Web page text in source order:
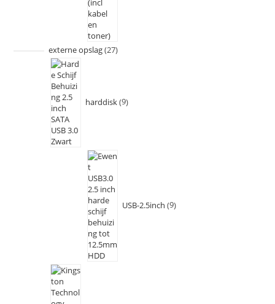
externe opslag 27
harddisk 9
USB-2.5inch 9